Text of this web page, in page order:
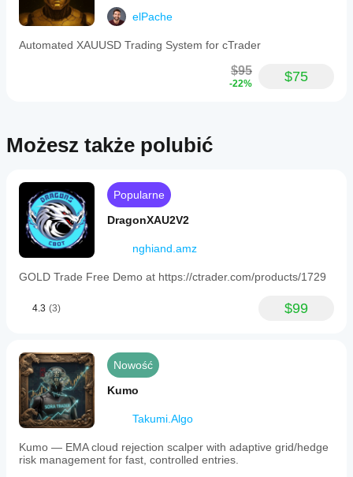
avoid
trading
in
low-
candle
validation
on
candle
body
strength
and
closing
position,
well
spread
poor
execution.
After
closing
trades,
a
cooldown
period
reduces
overtrading
elPache
Automated XAUUSD Trading System for cTrader
$95
-22% $75
Możesz także polubić
Popularne
DragonXAU2V2
nghiand.amz
GOLD Trade Free Demo at https://ctrader.com/products/1729
4.3 (3) $99
Nowość
Kumo
Takumi.Algo
Kumo — EMA cloud rejection scalper with adaptive grid/hedge
risk management for fast, controlled entries.